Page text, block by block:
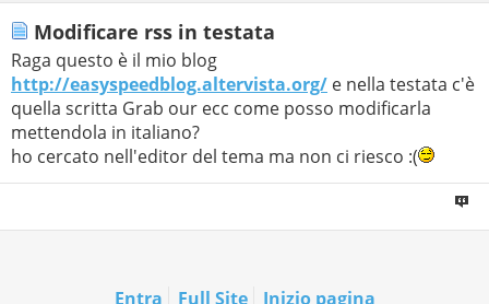
Modificare rss in testata
Raga questo è il mio blog
http://easyspeedblog.altervista.org/ e nella testata c'è
quella scritta Grab our ecc come posso modificarla
mettendola in italiano?
ho cercato nell'editor del tema ma non ci riesco :(
Entra Full Site Inizio pagina